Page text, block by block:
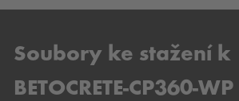
Soubory ke stažení k
BETOCRETE-CP360-WP